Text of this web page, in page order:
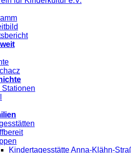
Kindertagesstätte Anna-Klähn-